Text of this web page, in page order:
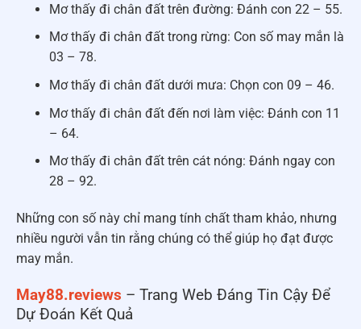
Mơ thấy đi chân đất trên đường: Đánh con 22 – 55.
Mơ thấy đi chân đất trong rừng: Con số may mắn là
03 – 78.
Mơ thấy đi chân đất dưới mưa: Chọn con 09 – 46.
Mơ thấy đi chân đất đến nơi làm việc: Đánh con 11
– 64.
Mơ thấy đi chân đất trên cát nóng: Đánh ngay con
28 – 92.
Những con số này chỉ mang tính chất tham khảo, nhưng
nhiều người vẫn tin rằng chúng có thể giúp họ đạt được
may mắn.
May88.reviews – Trang Web Đáng Tin Cậy Để
Dự Đoán Kết Quả